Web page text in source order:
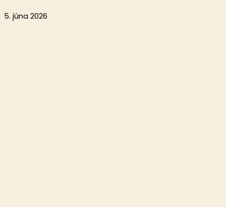
5. júna 2026